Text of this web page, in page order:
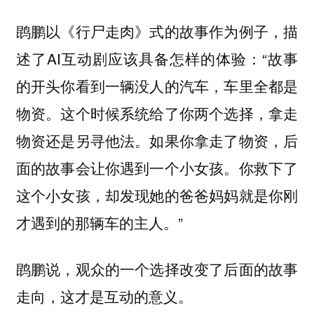
鹍鹏以《行尸走肉》式的故事作为例子，描
述了AI互动剧应该具备怎样的体验：“故事
的开头你看到一辆没人的汽车，车里全都是
物资。这个时候系统给了你两个选择，拿走
物资还是另寻他法。如果你拿走了物资，后
面的故事会让你遇到一个小女孩。你救下了
这个小女孩，却发现她的爸爸妈妈就是你刚
才遇到的那辆车的主人。”
鹍鹏说，观众的一个选择改变了后面的故事
走向，这才是互动的意义。